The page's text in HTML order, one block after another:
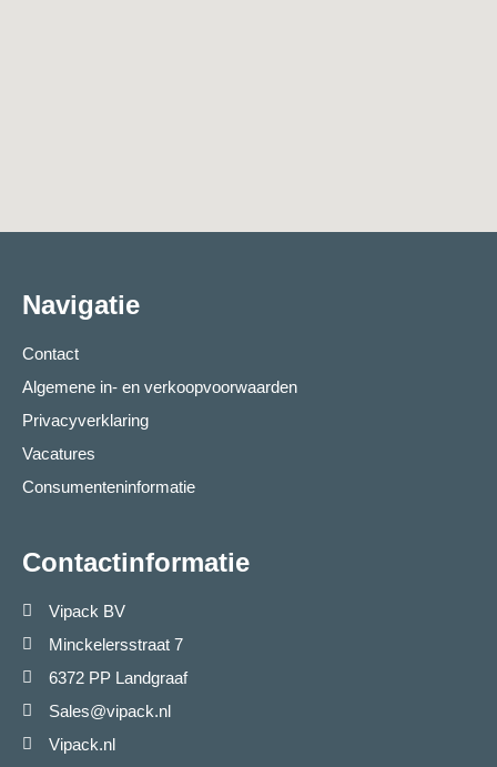
Navigatie
Contact
Algemene in- en verkoopvoorwaarden
Privacyverklaring
Vacatures
Consumenteninformatie
Contactinformatie
Vipack BV
Minckelersstraat 7
6372 PP Landgraaf
Sales@vipack.nl
Vipack.nl